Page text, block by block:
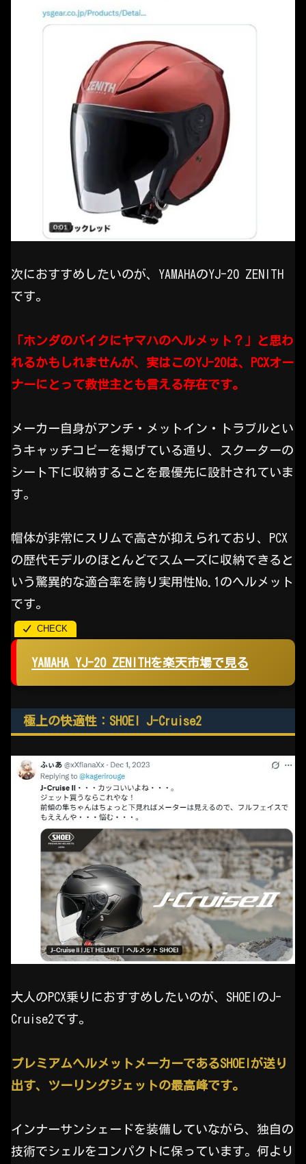
次におすすめしたいのが、YAMAHAのYJ-20 ZENITH
です。
「ホンダのバイクにヤマハのヘルメット？」と思わ
れるかもしれませんが、実はこのYJ-20は、PCXオー
ナーにとって救世主とも言える存在です。
メーカー自身がアンチ・メットイン・トラブルとい
うキャッチコピーを掲げている通り、スクーターの
シート下に収納することを最優先に設計されていま
す。
帽体が非常にスリムで高さが抑えられており、PCX
の歴代モデルのほとんどでスムーズに収納できると
いう驚異的な適合率を誇り実用性No.1のヘルメット
です。
YAMAHA YJ-20 ZENITHを楽天市場で見る
極上の快適性：SHOEI J-Cruise2
大人のPCX乗りにおすすめしたいのが、SHOEIのJ-
Cruise2です。
プレミアムヘルメットメーカーであるSHOEIが送り
出す、ツーリングジェットの最高峰です。
インナーサンシェードを装備していながら、独自の
技術でシェルをコンパクトに保っています。何より